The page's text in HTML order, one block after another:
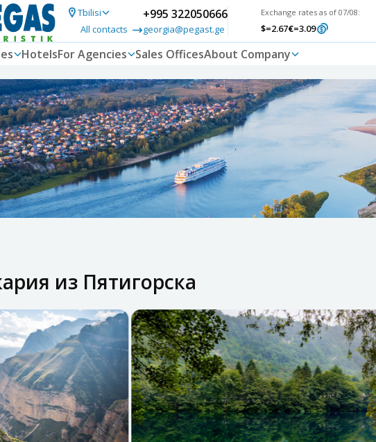
Tbilisi
All contacts
+995 322050666
georgia@pegast.ge
Exchange rates as of 07/08:
$=2.67€=3.09
HotelsFor Agencies Sales OfficesAbout Company
из Пятигорска